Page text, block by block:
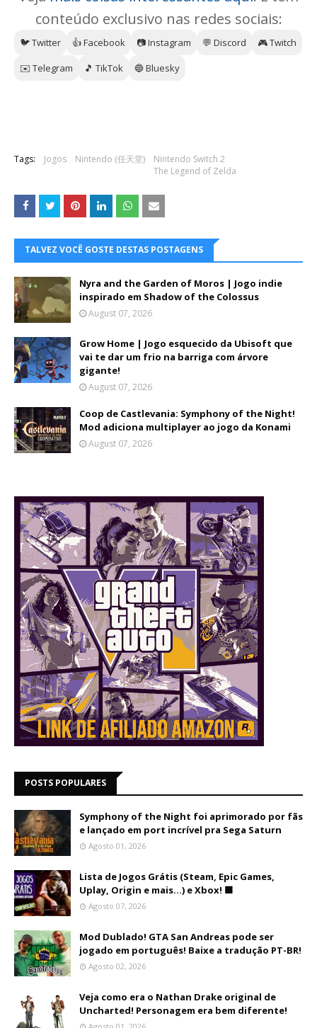
conteúdo exclusivo nas redes sociais:
🐦 Twitter 👍 Facebook 📷 Instagram 💬 Discord
🎮 Twitch
✉️ Telegram
🎵 TikTok 🔵 Bluesky
Tags: Jogos Nintendo (任天堂)
Nintendo Switch 2
The Legend of Zelda
TALVEZ VOCÊ GOSTE DESTAS POSTAGENS
Nyra and the Garden of Moros | Jogo indie
inspirado em Shadow of the Colossus
August 07, 2026
Grow Home | Jogo esquecido da Ubisoft que
vai te dar um frio na barriga com árvore
gigante!
August 07, 2026
Coop de Castlevania: Symphony of the Night!
Mod adiciona multiplayer ao jogo da Konami
August 07, 2026
POSTS POPULARES
Symphony of the Night foi aprimorado por fãs
e lançado em port incrível pra Sega Saturn
Agosto 01, 2026
Lista de Jogos Grátis (Steam, Epic Games,
Uplay, Origin e mais...) e Xbox! 🟩
Agosto 07, 2026
Mod Dublado! GTA San Andreas pode ser
jogado em português! Baixe a tradução PT-BR!
Agosto 02, 2026
Veja como era o Nathan Drake original de
Uncharted! Personagem era bem diferente!